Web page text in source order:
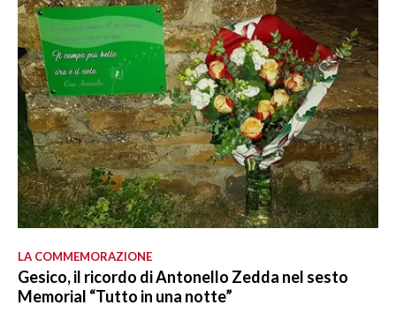
LA COMMEMORAZIONE
Gesico, il ricordo di Antonello Zedda nel sesto
Memorial “Tutto in una notte”